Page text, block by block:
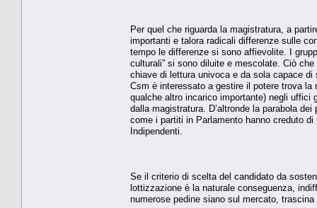
Per quel che riguarda la magistratura, a
importanti e talora radicali differenze sulle
tempo le differenze si sono affievolite. I
culturali” si sono diluite e mescolate. Ciò
chiave di lettura univoca e da sola capace di
Csm è interessato a gestire il potere trova la
qualche altro incarico importante) negli uffici
dalla magistratura. D’altronde la parabola
come i partiti in Parlamento hanno creduto
Indipendenti.
Se il criterio di scelta del candidato da
lottizzazione è la naturale conseguenza,
numerose pedine siano sul mercato,